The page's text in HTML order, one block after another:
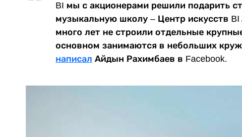
BI мы с акционерами решили подарить
музыкальную школу – Центр искусств
много лет не строили отдельные
основном занимаются в небольших
написал Айдын Рахимбаев в Facebook.